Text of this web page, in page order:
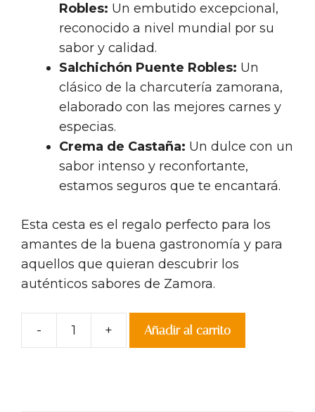
Robles: Un embutido excepcional,
reconocido a nivel mundial por su
sabor y calidad.
Salchichón Puente Robles: Un
clásico de la charcutería zamorana,
elaborado con las mejores carnes y
especias.
Crema de Castaña: Un dulce con un
sabor intenso y reconfortante,
estamos seguros que te encantará.
Esta cesta es el regalo perfecto para los
amantes de la buena gastronomía y para
aquellos que quieran descubrir los
auténticos sabores de Zamora.
-
Cesta
+ Añadir al carrito